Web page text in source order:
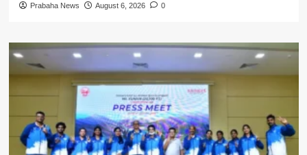
Prabaha News August 6, 2026 0